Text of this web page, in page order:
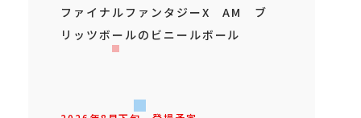
ファイナルファンタジーX AM ブ
リッツボールのビニールボール